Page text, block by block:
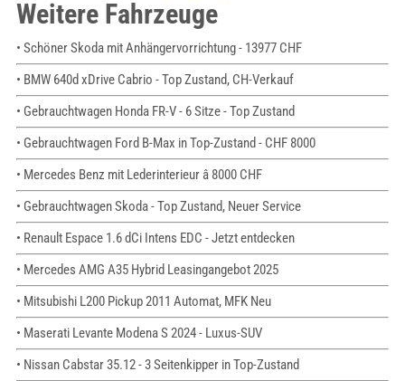
Weitere Fahrzeuge
• Schöner Skoda mit Anhängervorrichtung - 13977 CHF
• BMW 640d xDrive Cabrio - Top Zustand, CH-Verkauf
• Gebrauchtwagen Honda FR-V - 6 Sitze - Top Zustand
• Gebrauchtwagen Ford B-Max in Top-Zustand - CHF 8000
• Mercedes Benz mit Lederinterieur â 8000 CHF
• Gebrauchtwagen Skoda - Top Zustand, Neuer Service
• Renault Espace 1.6 dCi Intens EDC - Jetzt entdecken
• Mercedes AMG A35 Hybrid Leasingangebot 2025
• Mitsubishi L200 Pickup 2011 Automat, MFK Neu
• Maserati Levante Modena S 2024 - Luxus-SUV
• Nissan Cabstar 35.12 - 3 Seitenkipper in Top-Zustand